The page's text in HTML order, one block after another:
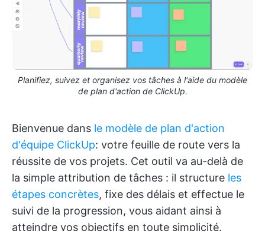
Planifiez, suivez et organisez vos tâches à l'aide du modèle
de plan d'action de ClickUp.
Bienvenue dans le modèle de plan d'action
d'équipe ClickUp: votre feuille de route vers la
réussite de vos projets. Cet outil va au-delà de
la simple attribution de tâches : il structure les
étapes concrètes, fixe des délais et effectue le
suivi de la progression, vous aidant ainsi à
atteindre vos objectifs en toute simplicité.